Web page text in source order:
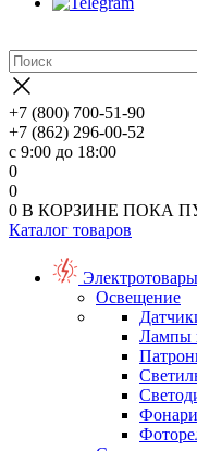
+7 (800) 700-51-90
+7 (862) 296-00-52
с 9:00 до 18:00
0
0
0 В КОРЗИНЕ ПОКА
Каталог товаров
Электротовары
Освещение
Лампы
Фонари